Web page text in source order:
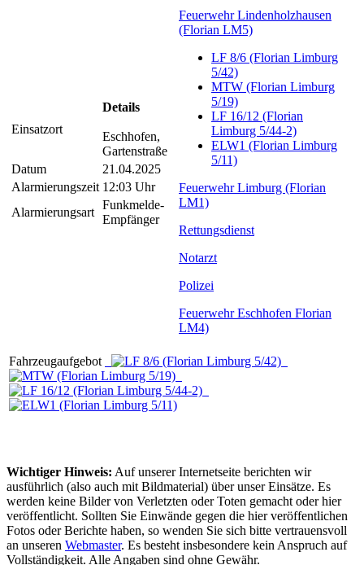
Einsatzort
Details
Eschhofen,
Gartenstraße
Datum
21.04.2025
Alarmierungszeit 12:03 Uhr
Alarmierungsart
Funkmelde-
Empfänger
Feuerwehr Lindenholzhausen
(Florian LM5)
LF 8/6 (Florian Limburg
5/42)
MTW (Florian Limburg
5/19)
LF 16/12 (Florian
Limburg 5/44-2)
ELW1 (Florian Limburg
5/11)
Feuerwehr Limburg (Florian
LM1)
Rettungsdienst
Notarzt
Polizei
Feuerwehr Eschhofen Florian
LM4)
Fahrzeugaufgebot
Wichtiger Hinweis: Auf unserer Internetseite berichten wir
ausführlich (also auch mit Bildmaterial) über unser Einsätze. Es
werden keine Bilder von Verletzten oder Toten gemacht oder hier
veröffentlicht. Sollten Sie Einwände gegen die hier veröffentlichen
Fotos oder Berichte haben, so wenden Sie sich bitte vertrauensvoll
an unseren Webmaster. Es besteht insbesondere kein Anspruch auf
Vollständigkeit. Alle Angaben sind ohne Gewähr.